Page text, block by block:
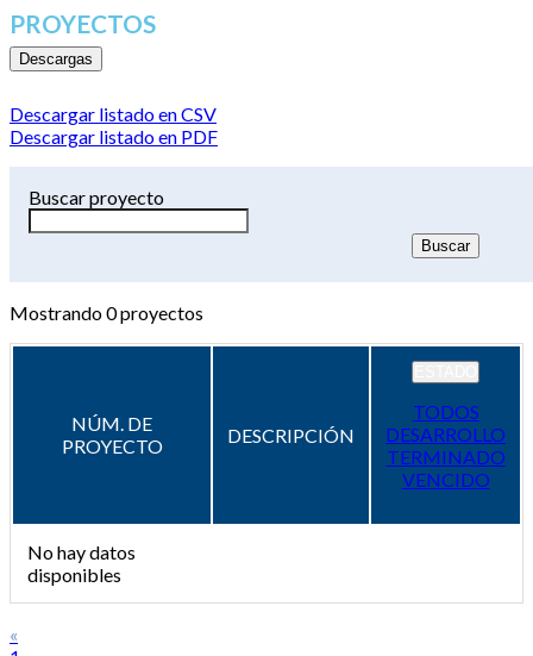
PROYECTOS
Descargas
Descargar listado en CSV
Descargar listado en PDF
Buscar proyecto
Mostrando0proyectos
NÚM. DE
PROYECTO
DESCRIPCIÓN
TODOS
DESARROLLO
TERMINADO
VENCIDO
No hay datos
disponibles
«